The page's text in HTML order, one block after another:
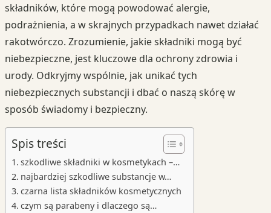
składników, które mogą powodować alergie,
podrażnienia, a w skrajnych przypadkach nawet działać
rakotwórczo. Zrozumienie, jakie składniki mogą być
niebezpieczne, jest kluczowe dla ochrony zdrowia i
urody. Odkryjmy wspólnie, jak unikać tych
niebezpiecznych substancji i dbać o naszą skórę w
sposób świadomy i bezpieczny.
Spis treści
szkodliwe składniki w kosmetykach –…
najbardziej szkodliwe substancje w…
czarna lista składników kosmetycznych
czym są parabeny i dlaczego są…